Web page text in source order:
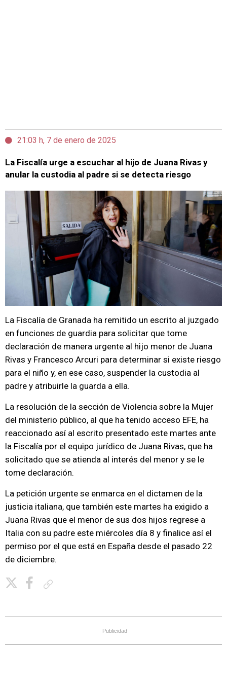
21:03 h, 7 de enero de 2025
La Fiscalía urge a escuchar al hijo de Juana Rivas y
anular la custodia al padre si se detecta riesgo
La Fiscalía de Granada ha remitido un escrito al juzgado
en funciones de guardia para solicitar que tome
declaración de manera urgente al hijo menor de Juana
Rivas y Francesco Arcuri para determinar si existe riesgo
para el niño y, en ese caso, suspender la custodia al
padre y atribuirle la guarda a ella.
La resolución de la sección de Violencia sobre la Mujer
del ministerio público, al que ha tenido acceso EFE, ha
reaccionado así al escrito presentado este martes ante
la Fiscalía por el equipo jurídico de Juana Rivas, que ha
solicitado que se atienda al interés del menor y se le
tome declaración.
La petición urgente se enmarca en el dictamen de la
justicia italiana, que también este martes ha exigido a
Juana Rivas que el menor de sus dos hijos regrese a
Italia con su padre este miércoles día 8 y finalice así el
permiso por el que está en España desde el pasado 22
de diciembre.
Publicidad